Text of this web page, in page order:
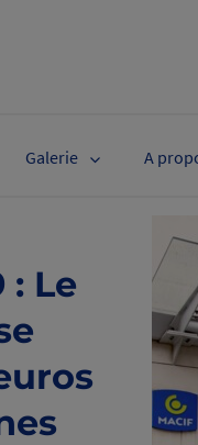
Galerie A
: Le